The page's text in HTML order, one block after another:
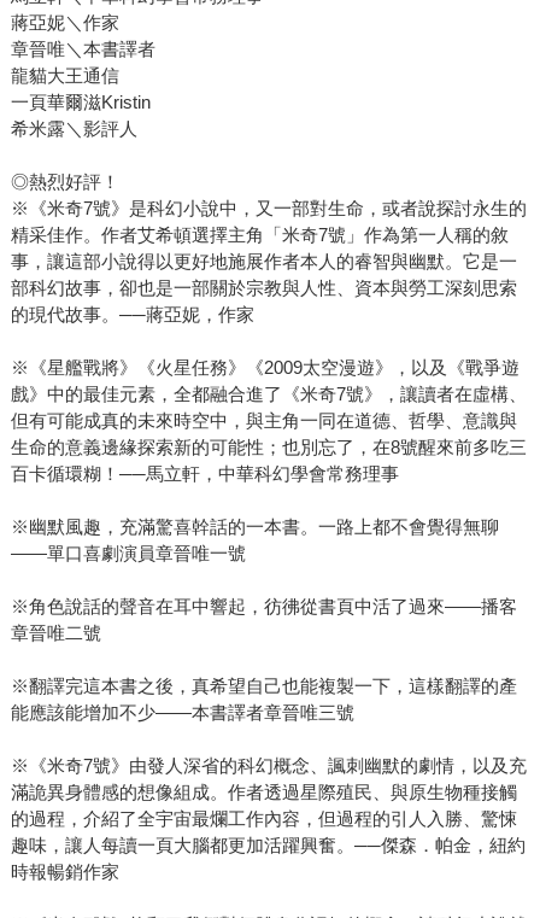
蔣亞妮＼作家
章晉唯＼本書譯者
龍貓大王通信
一頁華爾滋Kristin
希米露＼影評人
◎熱烈好評！
※《米奇7號》是科幻小說中，又一部對生命，或者說探討永生的
精采佳作。作者艾希頓選擇主角「米奇7號」作為第一人稱的敘
事，讓這部小說得以更好地施展作者本人的睿智與幽默。它是一
部科幻故事，卻也是一部關於宗教與人性、資本與勞工深刻思索
的現代故事。──蔣亞妮，作家
※《星艦戰將》《火星任務》《2009太空漫遊》，以及《戰爭遊
戲》中的最佳元素，全都融合進了《米奇7號》，讓讀者在虛構、
但有可能成真的未來時空中，與主角一同在道德、哲學、意識與
生命的意義邊緣探索新的可能性；也別忘了，在8號醒來前多吃三
百卡循環糊！──馬立軒，中華科幻學會常務理事
※幽默風趣，充滿驚喜幹話的一本書。一路上都不會覺得無聊
——單口喜劇演員章晉唯一號
※角色說話的聲音在耳中響起，彷彿從書頁中活了過來——播客
章晉唯二號
※翻譯完這本書之後，真希望自己也能複製一下，這樣翻譯的產
能應該能增加不少——本書譯者章晉唯三號
※《米奇7號》由發人深省的科幻概念、諷刺幽默的劇情，以及充
滿詭異身體感的想像組成。作者透過星際殖民、與原生物種接觸
的過程，介紹了全宇宙最爛工作內容，但過程的引人入勝、驚悚
趣味，讓人每讀一頁大腦都更加活躍興奮。──傑森．帕金，紐約
時報暢銷作家